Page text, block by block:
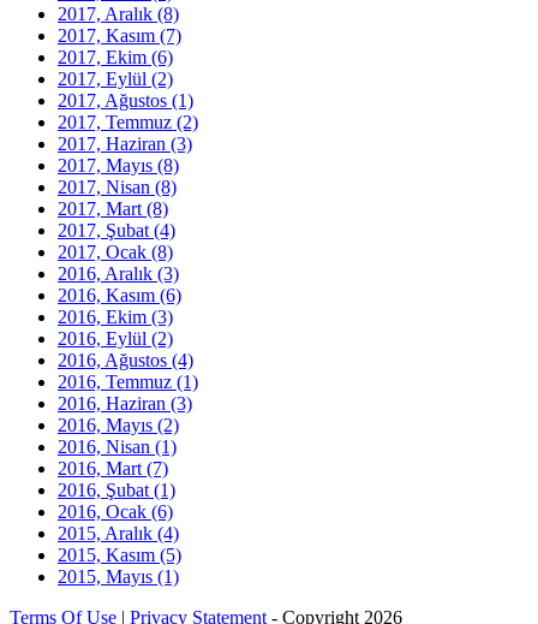
2017, Aralık (8)
2017, Kasım (7)
2017, Ekim (6)
2017, Eylül (2)
2017, Ağustos (1)
2017, Temmuz (2)
2017, Haziran (3)
2017, Mayıs (8)
2017, Nisan (8)
2017, Mart (8)
2017, Şubat (4)
2017, Ocak (8)
2016, Aralık (3)
2016, Kasım (6)
2016, Ekim (3)
2016, Eylül (2)
2016, Ağustos (4)
2016, Temmuz (1)
2016, Haziran (3)
2016, Mayıs (2)
2016, Nisan (1)
2016, Mart (7)
2016, Şubat (1)
2016, Ocak (6)
2015, Aralık (4)
2015, Kasım (5)
2015, Mayıs (1)
Terms Of Use | Privacy Statement - Copyright 2026